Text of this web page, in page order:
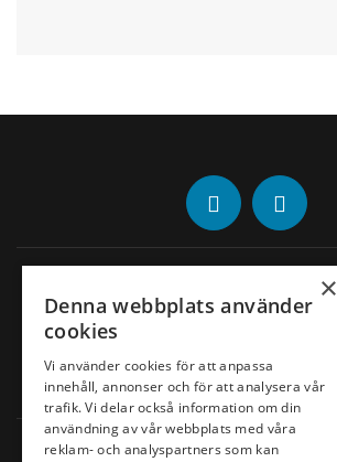
132 36 Saltsjö-Boo
Kontakt
×
Denna webbplats använder
cookies
Vi använder cookies för att anpassa
innehåll, annonser och för att analysera vår
trafik. Vi delar också information om din
användning av vår webbplats med våra
reklam- och analyspartners som kan